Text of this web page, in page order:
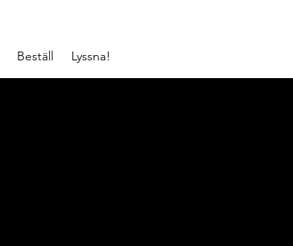
Beställ Lyssna!